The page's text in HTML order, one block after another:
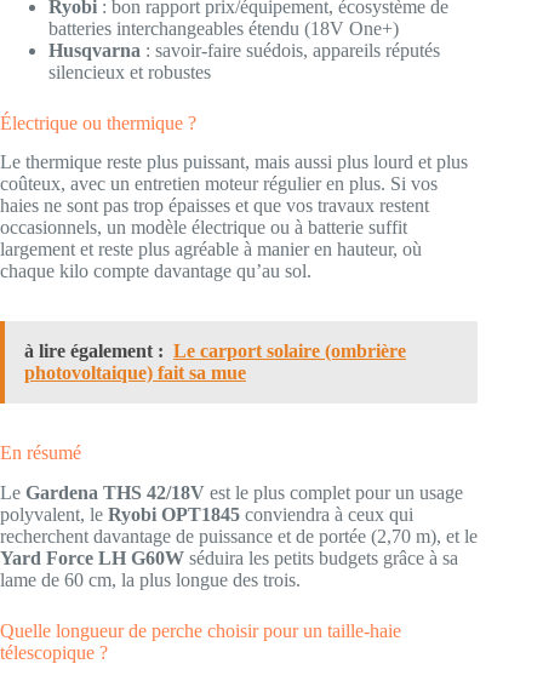
Ryobi : bon rapport prix/équipement, écosystème de
batteries interchangeables étendu (18V One+)
Husqvarna : savoir-faire suédois, appareils réputés
silencieux et robustes
Électrique ou thermique ?
Le thermique reste plus puissant, mais aussi plus lourd et plus
coûteux, avec un entretien moteur régulier en plus. Si vos
haies ne sont pas trop épaisses et que vos travaux restent
occasionnels, un modèle électrique ou à batterie suffit
largement et reste plus agréable à manier en hauteur, où
chaque kilo compte davantage qu’au sol.
à lire également : Le carport solaire (ombrière
photovoltaique) fait sa mue
En résumé
Le Gardena THS 42/18V est le plus complet pour un usage
polyvalent, le Ryobi OPT1845 conviendra à ceux qui
recherchent davantage de puissance et de portée (2,70 m), et le
Yard Force LH G60W séduira les petits budgets grâce à sa
lame de 60 cm, la plus longue des trois.
Quelle longueur de perche choisir pour un taille-haie
télescopique ?